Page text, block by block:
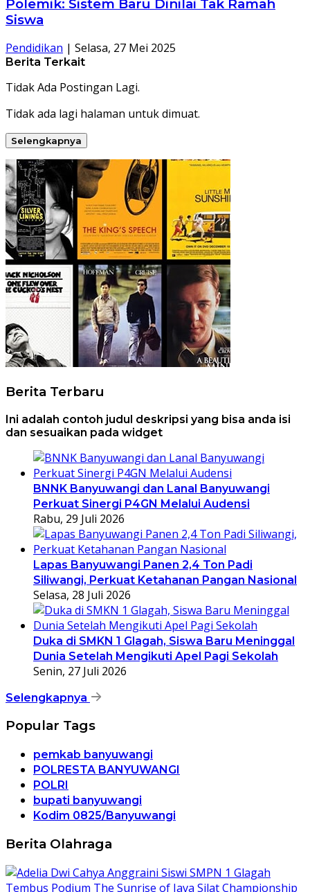
Polemik: Sistem Baru Dinilai Tak Ramah
Siswa
Pendidikan | Selasa, 27 Mei 2025
Berita Terkait
Tidak Ada Postingan Lagi.
Tidak ada lagi halaman untuk dimuat.
Selengkapnya
Berita Terbaru
Ini adalah contoh judul deskripsi yang bisa anda isi
dan sesuaikan pada widget
BNNK Banyuwangi dan Lanal Banyuwangi
Perkuat Sinergi P4GN Melalui Audensi
Rabu, 29 Juli 2026
Lapas Banyuwangi Panen 2,4 Ton Padi
Siliwangi, Perkuat Ketahanan Pangan Nasional
Selasa, 28 Juli 2026
Duka di SMKN 1 Glagah, Siswa Baru Meninggal
Dunia Setelah Mengikuti Apel Pagi Sekolah
Senin, 27 Juli 2026
Selengkapnya
Popular Tags
pemkab banyuwangi
POLRESTA BANYUWANGI
POLRI
bupati banyuwangi
Kodim 0825/Banyuwangi
Berita Olahraga